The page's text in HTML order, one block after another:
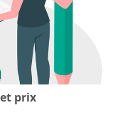
prix